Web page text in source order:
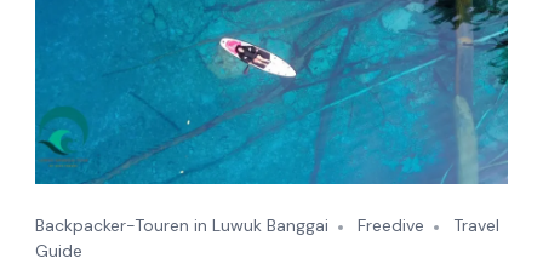
Backpacker-Touren in Luwuk Banggai Freedive
Travel
Guide